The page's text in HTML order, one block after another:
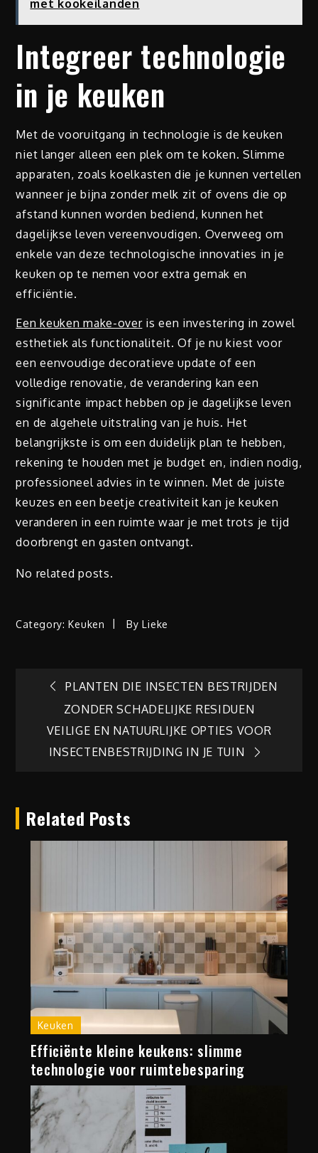
met kookeilanden
Integreer technologie
in je keuken
Met de vooruitgang in technologie is de keuken
niet langer alleen een plek om te koken. Slimme
apparaten, zoals koelkasten die je kunnen vertellen
wanneer je bijna zonder melk zit of ovens die op
afstand kunnen worden bediend, kunnen het
dagelijkse leven vereenvoudigen. Overweeg om
enkele van deze technologische innovaties in je
keuken op te nemen voor extra gemak en
efficiëntie.
Een keuken make-overis een investering in zowel
esthetiek als functionaliteit. Of je nu kiest voor
een eenvoudige decoratieve update of een
volledige renovatie, de verandering kan een
significante impact hebben op je dagelijkse leven
en de algehele uitstraling van je huis. Het
belangrijkste is om een duidelijk plan te hebben,
rekening te houden met je budget en, indien nodig,
professioneel advies in te winnen. Met de juiste
keuzes en een beetje creativiteit kan je keuken
veranderen in een ruimte waar je met trots je tijd
doorbrengt en gasten ontvangt.
No related posts.
Category:Keuken ByLieke
Berichtnavigatie
PLANTEN DIE INSECTEN BESTRIJDEN
ZONDER SCHADELIJKE RESIDUEN
VEILIGE EN NATUURLIJKE OPTIES VOOR
INSECTENBESTRIJDING IN JE TUIN
Related Posts
Keuken
Efficiënte kleine keukens: slimme
technologie voor ruimtebesparing